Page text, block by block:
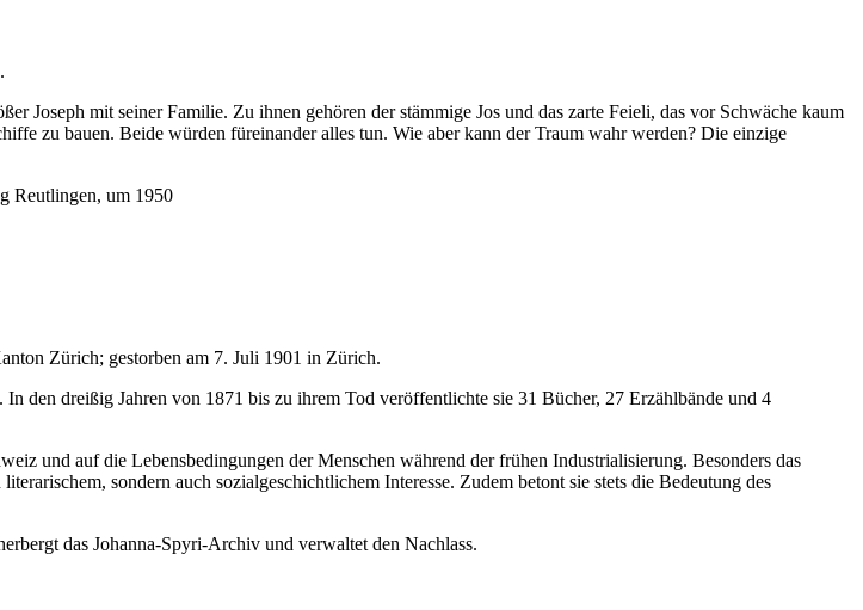
Joseph mit seiner Familie. Zu ihnen gehören der stämmige Jos und das zarte Feieli, das vor Schwäche kaum
zu bauen. Beide würden füreinander alles tun. Wie aber kann der Traum wahr werden? Die einzige
Reutlingen, um 1950
Zürich; gestorben am 7. Juli 1901 in Zürich.
den dreißig Jahren von 1871 bis zu ihrem Tod veröffentlichte sie 31 Bücher, 27 Erzählbände und 4
und auf die Lebensbedingungen der Menschen während der frühen Industrialisierung. Besonders das
sondern auch sozialgeschichtlichem Interesse. Zudem betont sie stets die Bedeutung des
das Johanna-Spyri-Archiv und verwaltet den Nachlass.